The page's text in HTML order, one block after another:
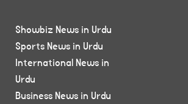
Showbiz News in Urdu
Sports News in Urdu
International News in
Urdu
Business News in Urdu